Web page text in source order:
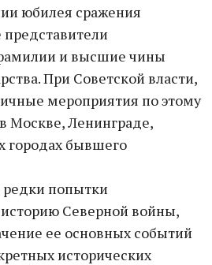
юбилея сражения
и высшие чины
При Советской власти,
мероприятия по этому
Москве, Ленинграде,
городах бывшего
попытки
Северной войны,
ее основных событий
исторических